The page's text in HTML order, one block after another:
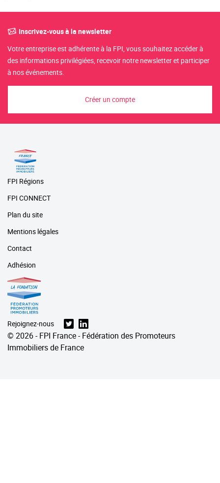
Inscrivez-vous à la newsletter
Votre entreprise est adhérente à la FPI, vous souhaitez accéder à
des informations privilégiées, recevoir notre newsletter et participer
à nos événements.
Créer un compte
FPI Régions
FPI CONNECT
Plan du site
Mentions légales
Contact
Adhésion
Rejoignez-nous
© 2026 - FPI France - Fédération des Promoteurs
Immobiliers de France